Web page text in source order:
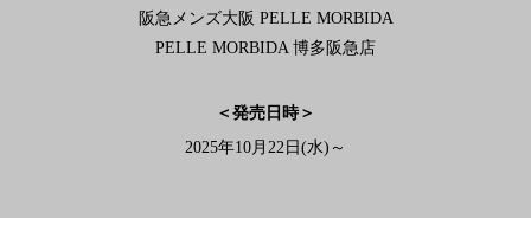
阪急メンズ大阪 PELLE MORBIDA
PELLE MORBIDA 博多阪急店
＜発売日時＞
2025年10月22日(水)～